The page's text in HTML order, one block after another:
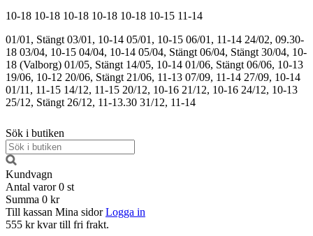
10-18 10-18 10-18 10-18 10-18 10-15 11-14
01/01, Stängt 03/01, 10-14 05/01, 10-15 06/01, 11-14 24/02, 09.30-
18 03/04, 10-15 04/04, 10-14 05/04, Stängt 06/04, Stängt 30/04, 10-
18 (Valborg) 01/05, Stängt 14/05, 10-14 01/06, Stängt 06/06, 10-13
19/06, 10-12 20/06, Stängt 21/06, 11-13 07/09, 11-14 27/09, 10-14
01/11, 11-15 14/12, 11-15 20/12, 10-16 21/12, 10-16 24/12, 10-13
25/12, Stängt 26/12, 11-13.30 31/12, 11-14
Sök i butiken
Kundvagn
Antal varor 0 st
Summa 0 kr
Till kassan Mina sidor Logga in
555 kr kvar till fri frakt.